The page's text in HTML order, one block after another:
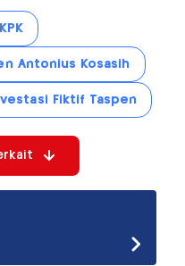
KPK
Antonius Kosasih
Fiktif Taspen